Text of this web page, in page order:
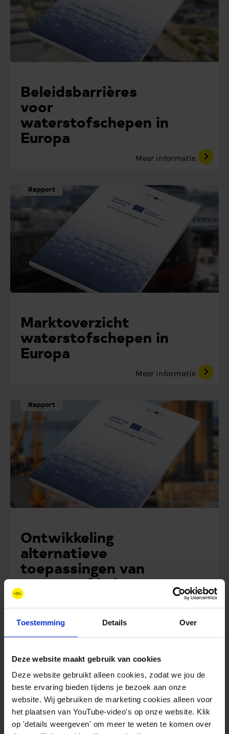
Toestemming Details Over
Deze website maakt gebruik van cookies
Deze website gebruikt alleen cookies, zodat we jou de
beste ervaring bieden tijdens je bezoek aan onze
website. Wij gebruiken de marketing cookies alleen voor
het plaatsen van YouTube-video's op onze website. Klik
op 'details weergeven' om meer te weten te komen over
Beleidsbarrières
voor
waterstofschepen in
Europa
Meer informatie
Rapport
Marktoverzicht
waterstofschepen in
Europa
Meer informatie
Rapport
Ontwikkeling
alternatieve
toepassingen van
waterstof in havens
Whitepaper